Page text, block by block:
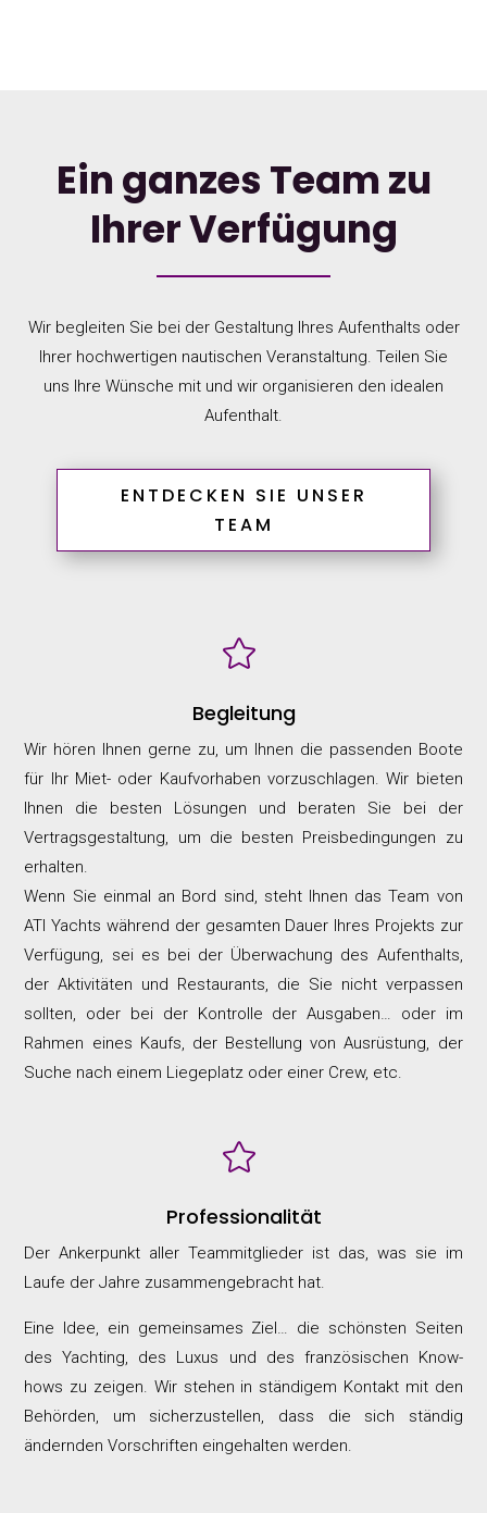
Ein ganzes Team zu
Ihrer Verfügung
Wir begleiten Sie bei der Gestaltung Ihres Aufenthalts oder
Ihrer hochwertigen nautischen Veranstaltung. Teilen Sie
uns Ihre Wünsche mit und wir organisieren den idealen
Aufenthalt.
ENTDECKEN SIE UNSER
TEAM

Begleitung
Wir hören Ihnen gerne zu, um Ihnen die passenden Boote
für Ihr Miet- oder Kaufvorhaben vorzuschlagen. Wir bieten
Ihnen die besten Lösungen und beraten Sie bei der
Vertragsgestaltung, um die besten Preisbedingungen zu
erhalten.
Wenn Sie einmal an Bord sind, steht Ihnen das Team von
ATI Yachts während der gesamten Dauer Ihres Projekts zur
Verfügung, sei es bei der Überwachung des Aufenthalts,
der Aktivitäten und Restaurants, die Sie nicht verpassen
sollten, oder bei der Kontrolle der Ausgaben… oder im
Rahmen eines Kaufs, der Bestellung von Ausrüstung, der
Suche nach einem Liegeplatz oder einer Crew, etc.

Professionalität
Der Ankerpunkt aller Teammitglieder ist das, was sie im
Laufe der Jahre zusammengebracht hat.
Eine Idee, ein gemeinsames Ziel… die schönsten Seiten
des Yachting, des Luxus und des französischen Know-
hows zu zeigen. Wir stehen in ständigem Kontakt mit den
Behörden, um sicherzustellen, dass die sich ständig
ändernden Vorschriften eingehalten werden.